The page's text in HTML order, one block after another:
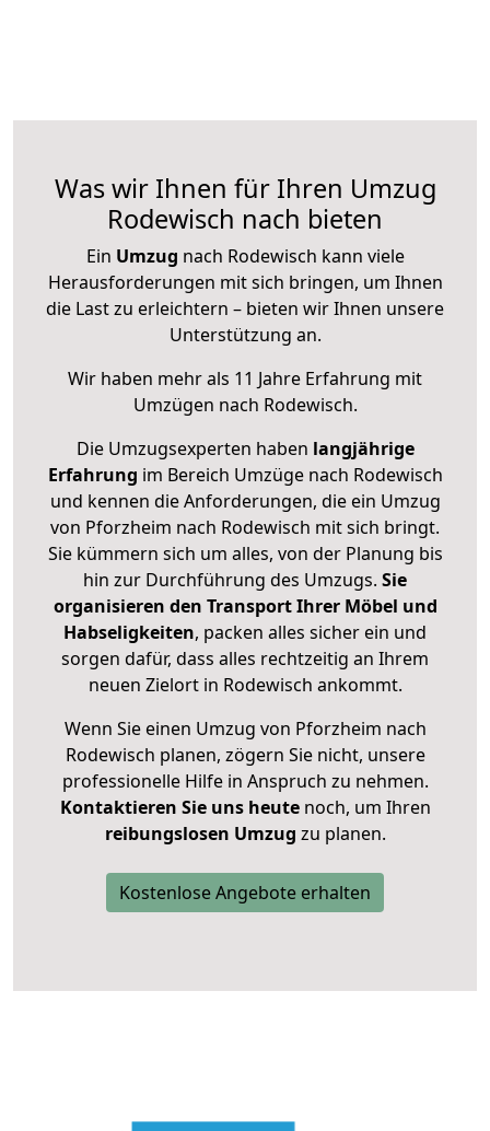
Was wir Ihnen für Ihren Umzug
Rodewisch nach bieten
Ein Umzug nach Rodewisch kann viele
Herausforderungen mit sich bringen, um Ihnen
die Last zu erleichtern – bieten wir Ihnen unsere
Unterstützung an.
Wir haben mehr als 11 Jahre Erfahrung mit
Umzügen nach Rodewisch.
Die Umzugsexperten haben langjährige
Erfahrung im Bereich Umzüge nach Rodewisch
und kennen die Anforderungen, die ein Umzug
von Pforzheim nach Rodewisch mit sich bringt.
Sie kümmern sich um alles, von der Planung bis
hin zur Durchführung des Umzugs. Sie
organisieren den Transport Ihrer Möbel und
Habseligkeiten, packen alles sicher ein und
sorgen dafür, dass alles rechtzeitig an Ihrem
neuen Zielort in Rodewisch ankommt.
Wenn Sie einen Umzug von Pforzheim nach
Rodewisch planen, zögern Sie nicht, unsere
professionelle Hilfe in Anspruch zu nehmen.
Kontaktieren Sie uns heutenoch, um Ihren
reibungslosen Umzug zu planen.
Kostenlose Angebote erhalten